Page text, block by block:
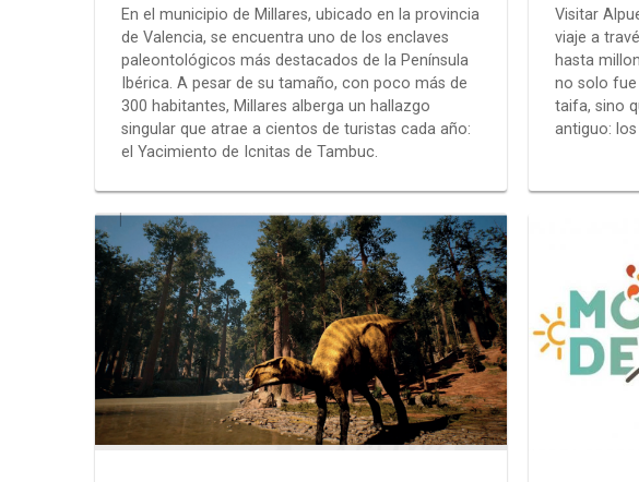
En el municipio de Millares, ubicado en la provincia
de Valencia, se encuentra uno de los enclaves
paleontológicos más destacados de la Península
Ibérica. A pesar de su tamaño, con poco más de
300 habitantes, Millares alberga un hallazgo
singular que atrae a cientos de turistas cada año:
el Yacimiento de Icnitas de Tambuc.
Visitar
viaje a
hasta
no solo fue
taifa, sino
antiguo: